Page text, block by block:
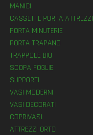
MANICI
CASSETTE PORTA ATTREZZI
PORTA MINUTERIE
PORTA TRAPANO
TRAPPOLE BIO
SCOPA FOGLIE
SUPPORTI
VASI MODERNI
VASI DECORATI
COPRIVASI
ATTREZZI ORTO